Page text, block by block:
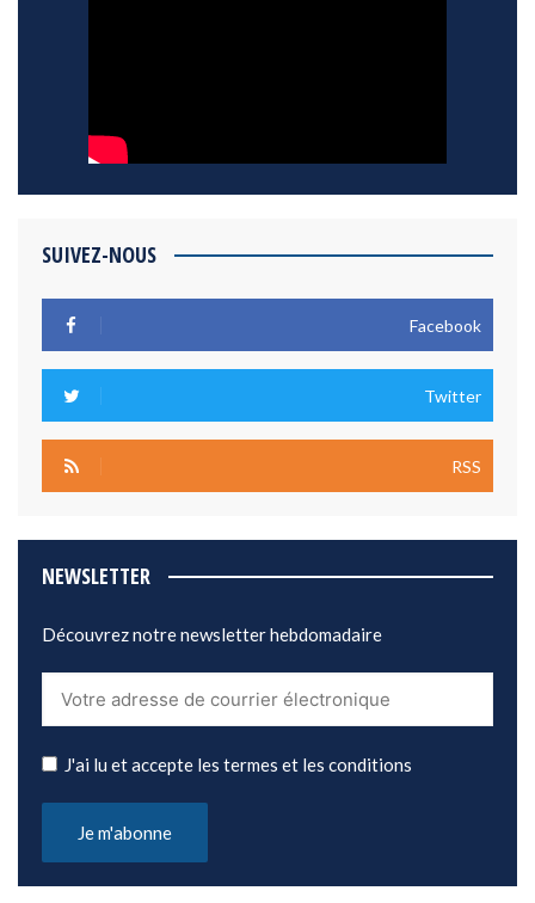
SUIVEZ-NOUS
Facebook
Twitter
RSS
NEWSLETTER
Découvrez notre newsletter hebdomadaire
J'ai lu et accepte les termes et les conditions